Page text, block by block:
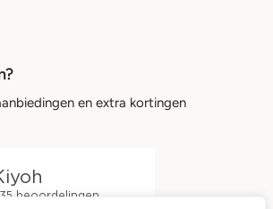
en extra kortingen